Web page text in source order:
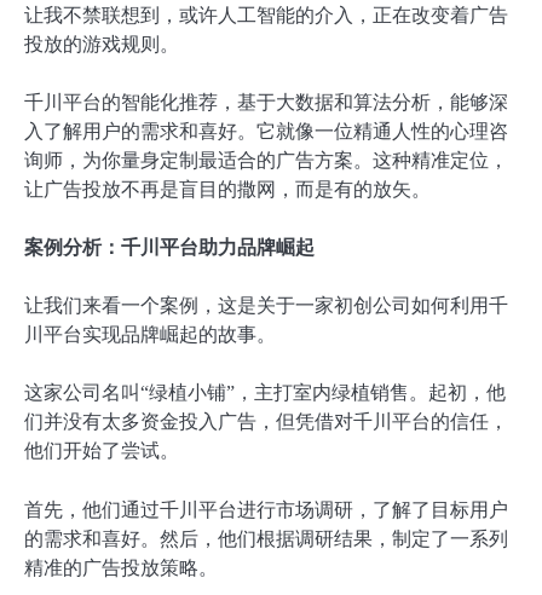
让我不禁联想到，或许人工智能的介入，正在改变着广告
投放的游戏规则。
千川平台的智能化推荐，基于大数据和算法分析，能够深
入了解用户的需求和喜好。它就像一位精通人性的心理咨
询师，为你量身定制最适合的广告方案。这种精准定位，
让广告投放不再是盲目的撒网，而是有的放矢。
案例分析：千川平台助力品牌崛起
让我们来看一个案例，这是关于一家初创公司如何利用千
川平台实现品牌崛起的故事。
这家公司名叫“绿植小铺”，主打室内绿植销售。起初，他
们并没有太多资金投入广告，但凭借对千川平台的信任，
他们开始了尝试。
首先，他们通过千川平台进行市场调研，了解了目标用户
的需求和喜好。然后，他们根据调研结果，制定了一系列
精准的广告投放策略。